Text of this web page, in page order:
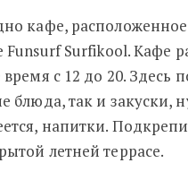
кафе,
Funsurf Surfikool. Кафе
время с 12 до 20. Здесь
блюда, так и закуски,
напитки.
летней террасе.